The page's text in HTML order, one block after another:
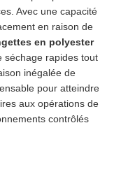
Avec une capacité
en raison de
en polyester
séchage rapides tout
inégalée de
pour atteindre
aux opérations de
contrôlés